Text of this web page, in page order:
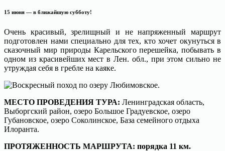
15 июня — в ближайшую субботу!
Очень красивый, зрелищный и не напряженный маршрут
подготовлен нами специально для тех, кто хочет окунуться в
сказочный мир природы Карельского перешейка, побывать в
одном из красивейших мест в Лен. обл., при этом сильно не
утруждая себя в гребле на каяке.
МЕСТО ПРОВЕДЕНИЯ ТУРА: Ленинградская область,
Выборгский район, озеро Большое Градуевское, озеро
Губановское, озеро Соколинское, База семейного отдыха
Илоранта.
ПРОТЯЖЕННОСТЬ МАРШРУТА: порядка 11 км.